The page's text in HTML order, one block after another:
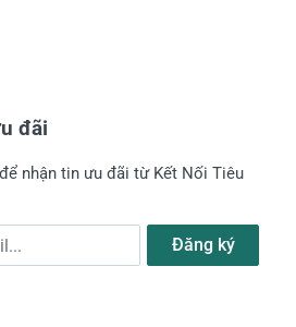
đãi
nhận tin ưu đãi từ Kết Nối Tiêu
Đăng ký